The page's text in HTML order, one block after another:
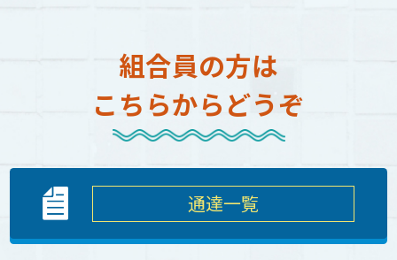
組合員の方は
こちらからどうぞ
通達一覧